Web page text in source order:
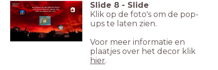
Het verhaal van Don Quichot speelt
zich af in La Mancha, Spanje. Hoe
laten de makers dat zien?
Slide 8 - Slide
Klik op de foto's om de pop-
ups te laten zien.
Voor meer informatie en
plaatjes over het decor klik
hier.